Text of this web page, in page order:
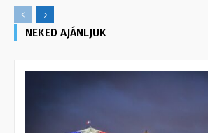
NEKED AJÁNLJUK